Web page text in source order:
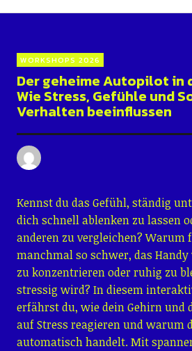
Schüler:innentage
WORKSHOPS 2026
Der geheime Autopilot in
Wie Stress, Gefühle und
Verhalten beeinflussen
Kennst du das Gefühl, ständig
dich schnell ablenken zu lassen
anderen zu vergleichen? Warum
manchmal so schwer, das
zu konzentrieren oder ruhig zu
stressig wird? In diesem
erfährst du, wie dein Gehirn und
auf Stress reagieren und warum
automatisch handelt. Mit